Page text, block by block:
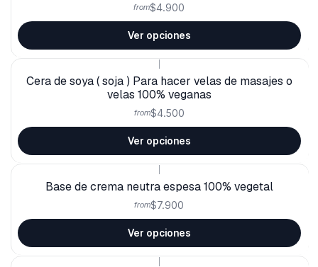
from$4.900
Ver opciones
Cera de soya ( soja ) Para hacer velas de masajes o
velas 100% veganas
from$4.500
Ver opciones
Base de crema neutra espesa 100% vegetal
from$7.900
Ver opciones